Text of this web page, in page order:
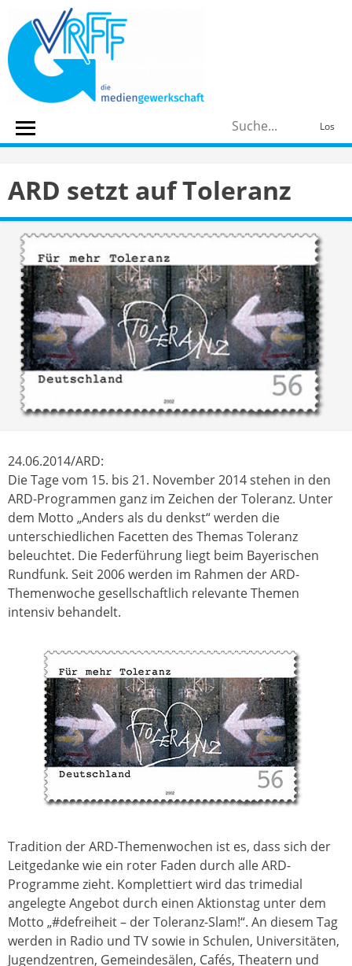
content
Los
ARD setzt auf Toleranz
24.06.2014/ARD:
Die Tage vom 15. bis 21. November 2014 stehen in den
ARD-Programmen ganz im Zeichen der Toleranz. Unter
dem Motto „Anders als du denkst“ werden die
unterschiedlichen Facetten des Themas Toleranz
beleuchtet. Die Federführung liegt beim Bayerischen
Rundfunk. Seit 2006 werden im Rahmen der ARD-
Themenwoche gesellschaftlich relevante Themen
intensiv behandelt.
Tradition der ARD-Themenwochen ist es, dass sich der
Leitgedanke wie ein roter Faden durch alle ARD-
Programme zieht. Komplettiert wird das trimedial
angelegte Angebot durch einen Aktionstag unter dem
Motto „#defreiheit – der Toleranz-Slam!“. An diesem Tag
werden in Radio und TV sowie in Schulen, Universitäten,
Jugendzentren, Gemeindesälen, Cafés, Theatern und